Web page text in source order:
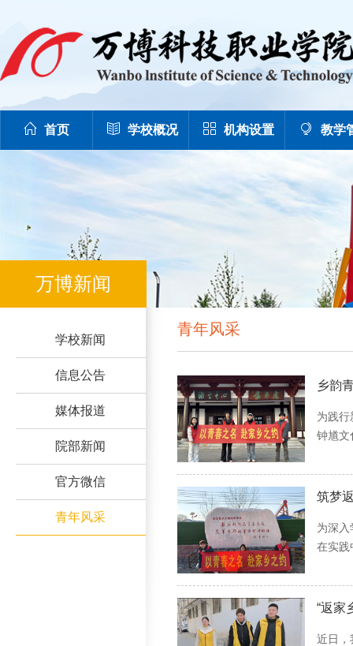
首页 学校概况 机构设置 教学
万博新闻
学校新闻
信息公告
媒体报道
院部新闻
官方微信
青年风采
青年风采
乡韵
为践
钟馗文
筑梦
为深
在实践
“返家
近日，